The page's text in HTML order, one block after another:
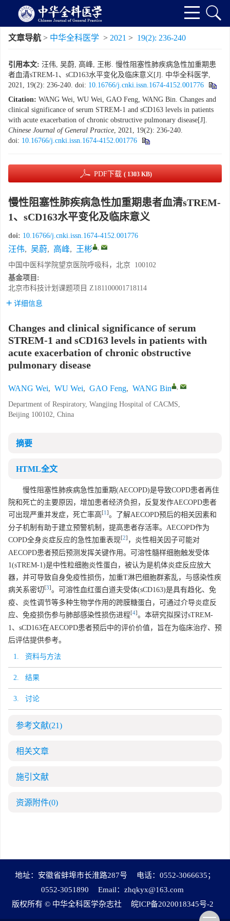
文章导航 > 中华全科医学 > 2021 > 19(2): 236-240
引用本文: 汪伟, 吴蔚, 高峰, 王彬. 慢性阻塞性肺疾病急性加重期患
者血清sTREM-1、sCD163水平变化及临床意义[J]. 中华全科医学,
2021, 19(2): 236-240. doi: 10.16766/j.cnki.issn.1674-4152.001776
Citation: WANG Wei, WU Wei, GAO Feng, WANG Bin. Changes and
clinical significance of serum STREM-1 and sCD163 levels in patients
with acute exacerbation of chronic obstructive pulmonary disease[J].
Chinese Journal of General Practice, 2021, 19(2): 236-240.
doi: 10.16766/j.cnki.issn.1674-4152.001776
PDF下载 ( 1303 KB)
慢性阻塞性肺疾病急性加重期患者血清sTREM-
1、sCD163水平变化及临床意义
doi: 10.16766/j.cnki.issn.1674-4152.001776
汪伟, 吴蔚, 高峰, 王彬 ,
中国中医科学院望京医院呼吸科，北京 100102
基金项目:
北京市科技计划课题项目 Z181100001718114
详细信息
Changes and clinical significance of serum
STREM-1 and sCD163 levels in patients with
acute exacerbation of chronic obstructive
pulmonary disease
WANG Wei, WU Wei, GAO Feng, WANG Bin ,
Department of Respiratory, Wangjing Hospital of CACMS,
Beijing 100102, China
摘要
HTML全文
慢性阻塞性肺疾病急性加重期(AECOPD)是导致COPD患者再住
院和死亡的主要原因，增加患者经济负担，反复发作AECOPD患者
可出现严重并发症，死亡率高[1 ]。了解AECOPD预后的相关因素和
分子机制有助于建立预警机制，提高患者存活率。AECOPD作为
COPD全身炎症反应的急性加重表现[2] ，炎性相关因子可能对
AECOPD患者预后预测发挥关键作用。可溶性髓样细胞触发受体
1(sTREM-1)是中性粒细胞炎性蛋白，被认为是机体炎症反应放大
器，并可导致自身免疫性损伤，加重T淋巴细胞群紊乱，与感染性疾
病关系密切[3]。可溶性血红蛋白道夫受体(sCD163)是具有趋化、免
疫、炎性调节等多种生物学作用的跨膜糖蛋白，可通过介导炎症反
应、免疫损伤参与肺部感染性损伤进程[4]。本研究拟探讨sTREM-
1、sCD163在AECOPD患者预后中的评价价值，旨在为临床治疗、预
后评估提供参考。
1. 资料与方法
2. 结果
3. 讨论
参考文献(21)
相关文章
施引文献
资源附件(0)
地址：安徽省蚌埠市长淮路287号
电话：0552-3066635；
0552-3051890
Email： zhqkyx@163.com
版权所有 © 中华全科医学杂志社
皖ICP备2020018345号-2